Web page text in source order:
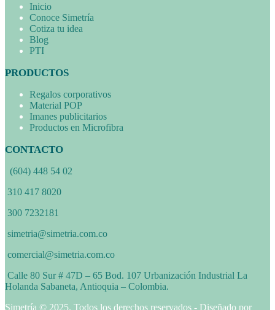
Inicio
Conoce Simetría
Cotiza tu idea
Blog
PTI
PRODUCTOS
Regalos corporativos
Material POP
Imanes publicitarios
Productos en Microfibra
CONTACTO
(604) 448 54 02
310 417 8020
300 7232181
simetria@simetria.com.co
comercial@simetria.com.co
Calle 80 Sur # 47D – 65 Bod. 107 Urbanización Industrial La
Holanda Sabaneta, Antioquia – Colombia.
Simetría © 2025. Todos los derechos reservados - Diseñado por